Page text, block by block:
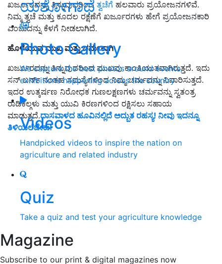
ಯಶೋಗಾಥೆ
Photo Gallery
We capture the best photos around events,
exhibitions happening across the country
Videos
Handpicked videos to inspire the nation on
agriculture and related industry
Quiz
Take a quiz and test your agriculture knowledge
Magazine
Subscribe to our print & digital magazines now
ಖರ್ಜೂರವನ್ನು ತಿನ್ನುವುದರಿಂದತ್ವಚೆಗೆ ಹಲವಾರು ಪ್ರಯೋಜನಗಳಿವೆ.
ನಿಮ್ಮ ತ್ವಚೆ ಮತ್ತು ಕೂದಲ ರಕ್ಷಣೆಗೆ ಖರ್ಜೂರಗಳು ಹೇಗೆ ಪ್ರಯೋಜನಕಾರಿ
ಎಂಬುದನ್ನು ಕೆಳಗೆ ನೀಡಲಾಗಿದೆ.
ಹೊಳೆಯುವ ಮುಖ ಮತ್ತು ಚರ್ಮಕ್ಕಾಗಿ
ಖರ್ಜೂರವನ್ನು ತಿನ್ನುವುದರಿಂದ ಮುಖವು ಕಾಂತಿಯುತವಾಗಿರುತ್ತದೆ. ಇದು
ಸನ್ ಬರ್ನ್ ನಂತಹ ಸಮಸ್ಯೆಗಳಿಂದ ನಿಮ್ಮ ಚರ್ಮವನ್ನು ನಿವಾರಿಸುತ್ತದೆ.
ಇದರ ಉತ್ಕರ್ಷಣ ನಿರೋಧಕ ಗುಣಲಕ್ಷಣಗಳು ಚರ್ಮವನ್ನು ಸ್ವತಂತ್ರ
ರಾಡಿಕಲ್ಗಳು ಮತ್ತು ಯುವಿ ಕಿರಣಗಳಿಂದ ರಕ್ಷಿಸಲು ಸಹಾಯ
ಮಾಡುತ್ತದೆ.ದಾಸವಾಳದ ಹೂವಿನಲ್ಲಿದೆ ಅದ್ಬುತ ರಹಸ್ಯ! ನೀವು ಇದನ್ನೂ
ತಿಳಿಯಲೆಬೇಕು!